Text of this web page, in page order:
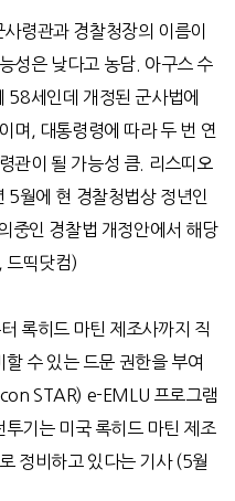
령관과 경찰청장의 이름이
성은 낮다고 농담. 아구스 수
58세인데 개정된 군사법에
며
대통령령에 따라 두 번 연
관이 될 가능성 큼. 리스띠오
5월에 현 경찰청법상 정년인
중인 경찰법 개정안에서 해당
드띡닷컴)
록히드 마틴 제조사까지 직
할 수 있는 드문 권한을 부여
STAR) e-EMLU 프로그램
투기는 미국 록히드 마틴 제조
정비하고 있다는 기사(5월